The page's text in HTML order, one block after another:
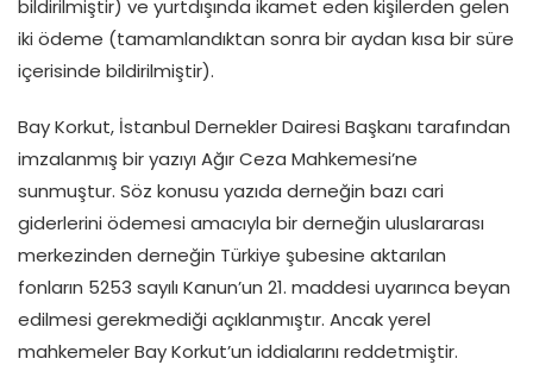
bildirilmiştir) ve yurtdışında ikamet eden kişilerden gelen
iki ödeme (tamamlandıktan sonra bir aydan kısa bir süre
içerisinde bildirilmiştir).
Bay Korkut, İstanbul Dernekler Dairesi Başkanı tarafından
imzalanmış bir yazıyı Ağır Ceza Mahkemesi’ne
sunmuştur. Söz konusu yazıda derneğin bazı cari
giderlerini ödemesi amacıyla bir derneğin uluslararası
merkezinden derneğin Türkiye şubesine aktarılan
fonların 5253 sayılı Kanun’un 21. maddesi uyarınca beyan
edilmesi gerekmediği açıklanmıştır. Ancak yerel
mahkemeler Bay Korkut’un iddialarını reddetmiştir.